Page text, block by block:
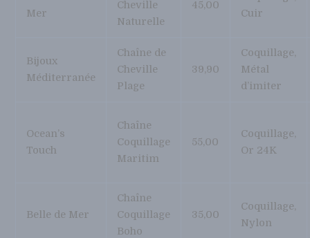
Mer
Cheville
Naturelle
45,00
Cuir
Bijoux
Méditerranée
Chaîne de
Cheville
Plage
39,90
Coquillage,
Métal
d’imiter
Ocean’s
Touch
Chaîne
Coquillage
Maritim
55,00
Coquillage,
Or 24K
Belle de Mer
Chaîne
Coquillage
Boho
35,00
Coquillage,
Nylon